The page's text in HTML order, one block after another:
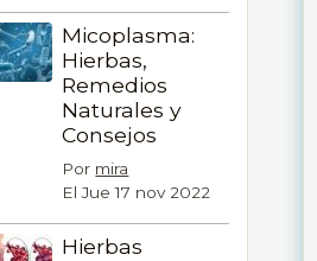
Micoplasma:
Hierbas,
Remedios
Naturales y
Consejos
Por mira
El Jue 17 nov 2022
Hierbas